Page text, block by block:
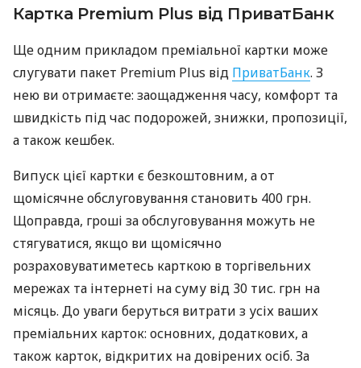
Картка Premium Plus від ПриватБанк
Ще одним прикладом преміальної картки може
слугувати пакет Premium Plus від ПриватБанк. З
нею ви отримаєте: заощадження часу, комфорт та
швидкість під час подорожей, знижки, пропозиції,
а також кешбек.
Випуск цієї картки є безкоштовним, а от
щомісячне обслуговування становить 400 грн.
Щоправда, гроші за обслуговування можуть не
стягуватися, якщо ви щомісячно
розраховуватиметесь карткою в торгівельних
мережах та інтернеті на суму від 30 тис. грн на
місяць. До уваги беруться витрати з усіх ваших
преміальних карток: основних, додаткових, а
також карток, відкритих на довірених осіб. За